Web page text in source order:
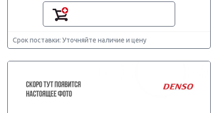
Срок поставки: Уточняйте наличие и цену